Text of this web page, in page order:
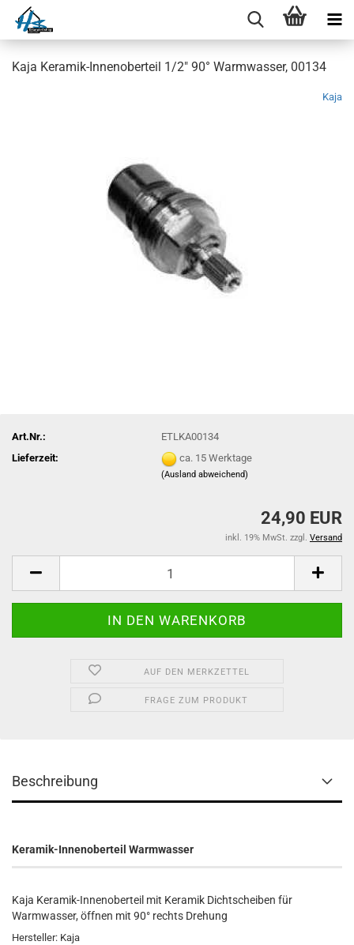
Kaja Keramik-Innenoberteil 1/2" 90° Warmwasser, 00134
Kaja
Art.Nr.:
ETLKA00134
Lieferzeit:
ca. 15 Werktage
(Ausland abweichend)
24,90 EUR
inkl. 19% MwSt. zzgl. Versand
AUF DEN MERKZETTEL
FRAGE ZUM PRODUKT
Beschreibung
Keramik-Innenoberteil Warmwasser
Kaja Keramik-Innenoberteil mit Keramik Dichtscheiben für
Warmwasser, öffnen mit 90° rechts Drehung
Hersteller: Kaja